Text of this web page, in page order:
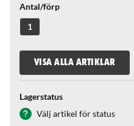
Antal/förp
1
VISA ALLA ARTIKLAR
Lagerstatus
Välj artikel för status